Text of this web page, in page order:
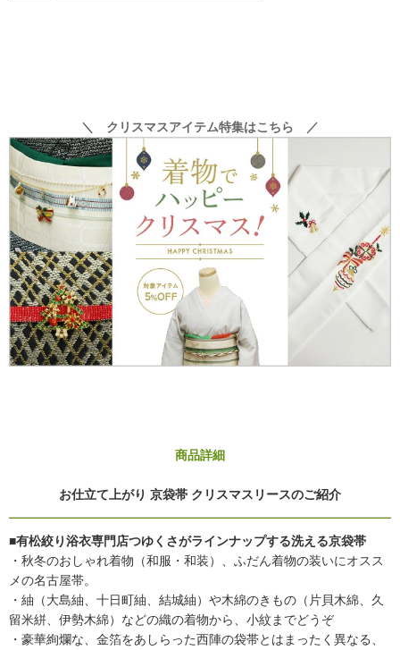
＼ クリスマスアイテム特集はこちら ／
商品詳細
お仕立て上がり 京袋帯 クリスマスリースのご紹介
■有松絞り浴衣専門店つゆくさがラインナップする洗える京袋帯
・秋冬のおしゃれ着物（和服・和装）、ふだん着物の装いにオスス
メの名古屋帯。
・紬（大島紬、十日町紬、結城紬）や木綿のきもの（片貝木綿、久
留米絣、伊勢木綿）などの織の着物から、小紋までどうぞ
・豪華絢爛な、金箔をあしらった西陣の袋帯とはまったく異なる、